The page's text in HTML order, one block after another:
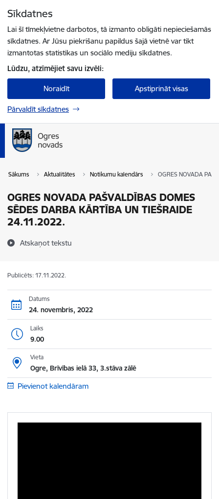
Sīkdatnes
Lai šī tīmekļvietne darbotos, tā izmanto obligāti nepieciešamās
sīkdatnes. Ar Jūsu piekrišanu papildus šajā vietnē var tikt
izmantotas statistikas un sociālo mediju sīkdatnes.
Lūdzu, atzīmējiet savu izvēli:
Noraidīt Apstiprināt visas
Pārvaldīt sīkdatnes
Sākums Aktualitātes Notikumu kalendārs OGRES NOVADA
OGRES NOVADA PAŠVALDĪBAS DOMES
SĒDES DARBA KĀRTĪBA UN TIEŠRAIDE
24.11.2022.
Atskaņot tekstu
Publicēts: 17.11.2022.
Datums
24. novembris, 2022
Laiks
9.00
Vieta
Ogre, Brīvības ielā 33, 3.stāva zālē
Pievienot kalendāram